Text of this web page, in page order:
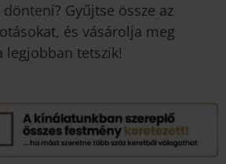
Gyűjtse össze az
és vásárolja meg
legjobban tetszik!